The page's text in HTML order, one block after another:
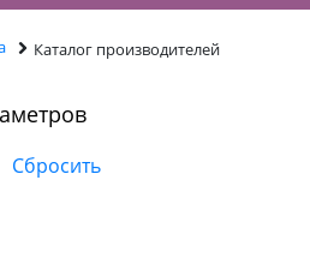
Каталог производителей